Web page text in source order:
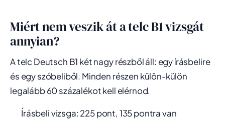
Miért nem veszik át a telc B1 vizsgát
annyian?
A telc Deutsch B1 két nagy részből áll: egy írásbelire
és egy szóbeliből. Minden részen külön-külön
legalább 60 százalékot kell elérnod.
Írásbeli vizsga: 225 pont, 135 pontra van